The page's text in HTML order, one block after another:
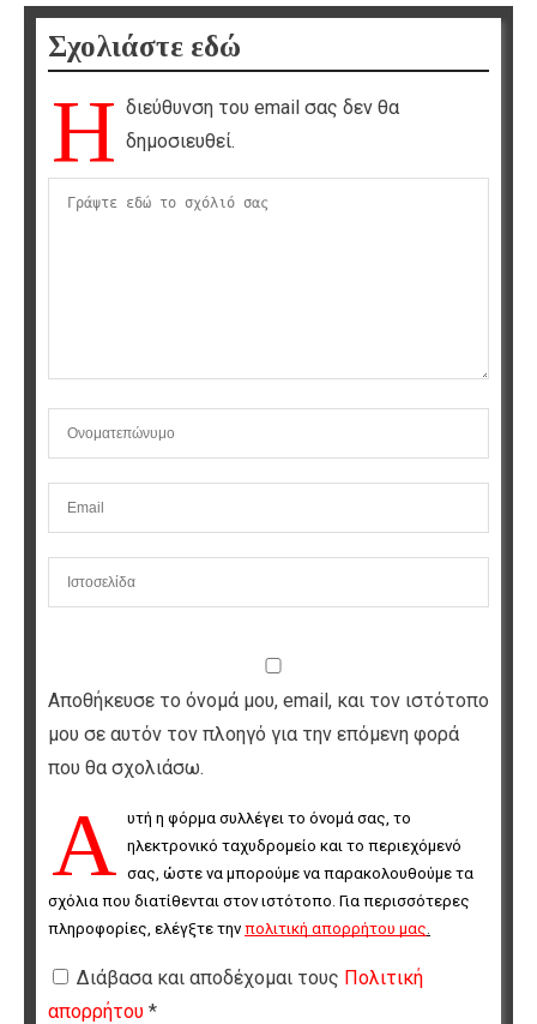
Σχολιάστε εδώ
Η διεύθυνση του email σας δεν θα
δημοσιευθεί.
Αποθήκευσε το όνομά μου, email, και τον ιστότοπο
μου σε αυτόν τον πλοηγό για την επόμενη φορά
που θα σχολιάσω.
Α υτή η φόρμα συλλέγει το όνομά σας, το
ηλεκτρονικό ταχυδρομείο και το περιεχόμενό
σας, ώστε να μπορούμε να παρακολουθούμε τα
σχόλια που διατίθενται στον ιστότοπο. Για περισσότερες
πληροφορίες, ελέγξτε την πολιτική απορρήτου μας
Διάβασα και αποδέχομαι τους Πολιτική
απορρήτου *